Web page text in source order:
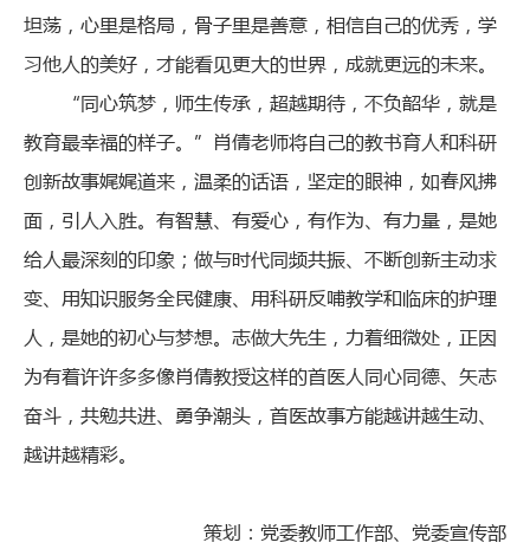
坦荡，心里是格局，骨子里是善意，相信自己的优秀，学
习他人的美好，才能看见更大的世界，成就更远的未来。
“同心筑梦，师生传承，超越期待，不负韶华，就是
教育最幸福的样子。”肖倩老师将自己的教书育人和科研
创新故事娓娓道来，温柔的话语，坚定的眼神，如春风拂
面，引人入胜。有智慧、有爱心，有作为、有力量，是她
给人最深刻的印象；做与时代同频共振、不断创新主动求
变、用知识服务全民健康、用科研反哺教学和临床的护理
人，是她的初心与梦想。志做大先生，力着细微处，正因
为有着许许多多像肖倩教授这样的首医人同心同德、矢志
奋斗，共勉共进、勇争潮头，首医故事方能越讲越生动、
越讲越精彩。
策划：党委教师工作部、党委宣传部